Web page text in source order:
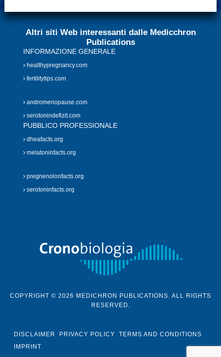
Altri siti Web interessanti dalle Medicchron
Publications
INFORMAZIONE GENERALE
healthypregnancy.com
fertilitytips.com
andromenopause.com
serotonindefizit.com
PUBBLICO PROFESSIONALE
dheafacts.org
melatoninfacts.org
pregnenolonfacts.org
serotoninfacts.org
COPYRIGHT © 2026 MEDICHRON PUBLICATIONS. ALL RIGHTS
RESERVED.
DISCLAIMER PRIVACY POLICY
TERMS AND CONDITIONS
IMPRINT